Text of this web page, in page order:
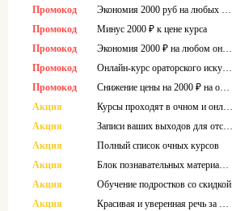
Промокод
Промокод
Минус 2000 ₽ к цене курса
Промокод
Промокод
Промокод
Акция
Акция
Акция
Полный список очных курсов
Акция
Акция
Обучение подростков со скидкой
Акция